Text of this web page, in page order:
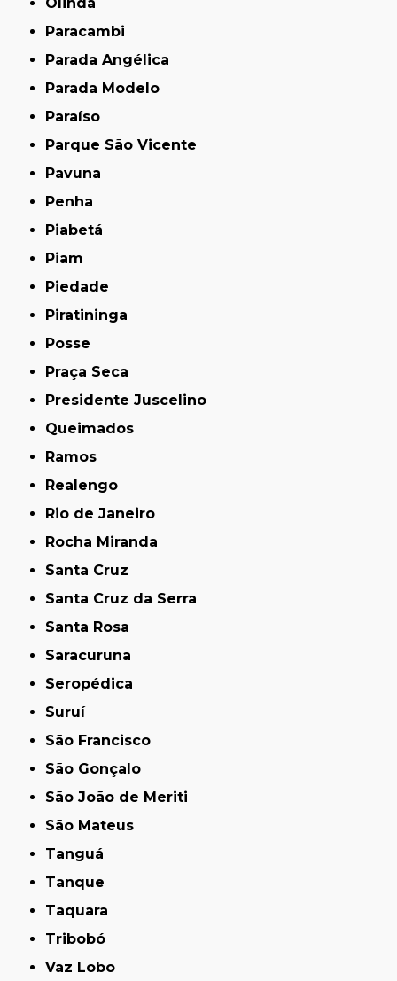
Paracambi
Parada Angélica
Parada Modelo
Paraíso
Parque São Vicente
Pavuna
Penha
Piabetá
Piam
Piedade
Piratininga
Posse
Praça Seca
Presidente Juscelino
Queimados
Ramos
Realengo
Rio de Janeiro
Rocha Miranda
Santa Cruz
Santa Cruz da Serra
Santa Rosa
Saracuruna
Seropédica
Suruí
São Francisco
São Gonçalo
São João de Meriti
São Mateus
Tanguá
Tanque
Taquara
Tribobó
Vaz Lobo